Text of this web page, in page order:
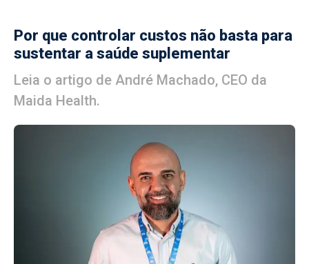
Por que controlar custos não basta para
sustentar a saúde suplementar
Leia o artigo de André Machado, CEO da
Maida Health.